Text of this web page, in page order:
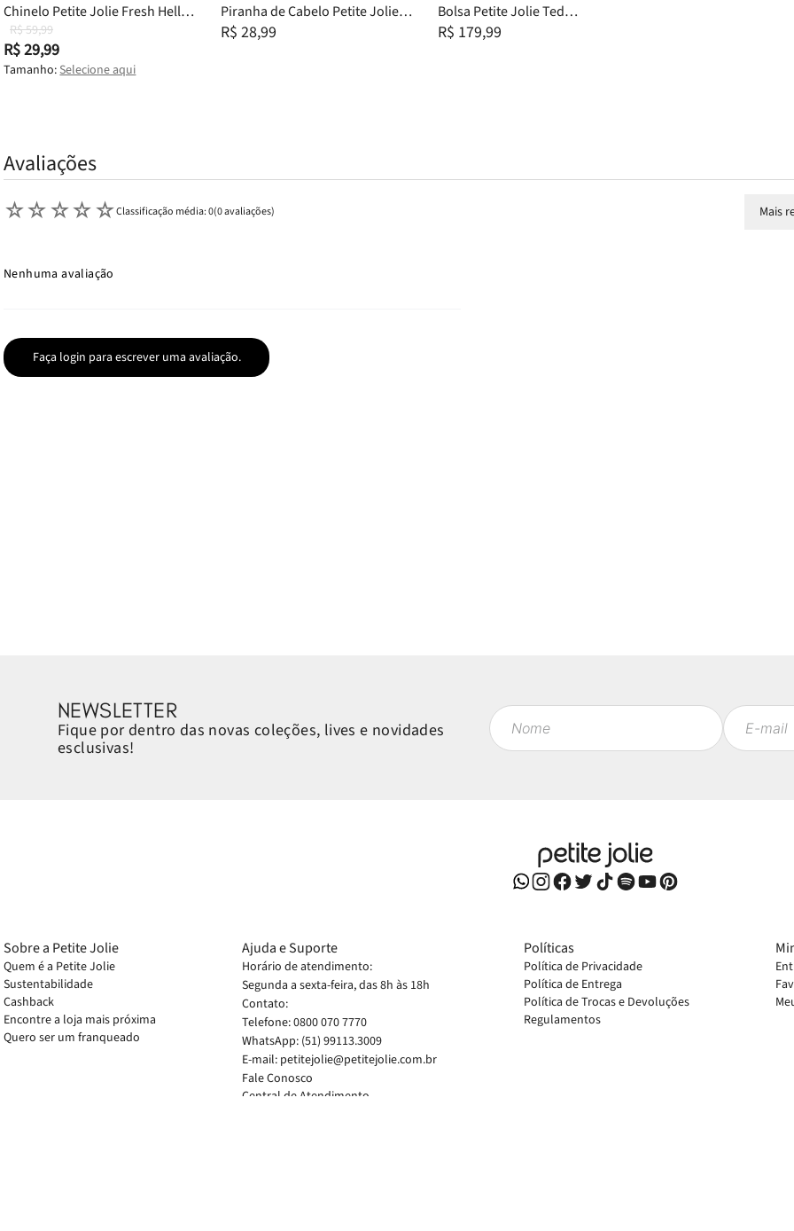
Chinelo Petite Jolie Fresh Hello
Summer 3 PJ6969 33-4
R$ 59,99
R$ 29,99
Tamanho: Selecione aqui
Piranha de Cabelo Petite Jolie
Preto PJ20267
R$ 28,99
Bolsa Petite Jolie Ted
White/Doce De Leite PJ10085
R$ 179,99
Avaliações
☆☆☆☆☆Classificação média: 0(0 avaliações)
Faça login para escrever uma avaliação.
Mais
Nenhuma avaliação
NEWSLETTER
Fique por dentro das novas coleções, lives e novidades
esclusivas!
Sobre a Petite Jolie
Quem é a Petite Jolie
Sustentabilidade
Cashback
Encontre a loja mais próxima
Quero ser um franqueado
Ajuda e Suporte
Horário de atendimento:
Segunda a sexta-feira, das 8h às 18h
Contato:
Telefone: 0800 070 7770
WhatsApp: (51) 99113.3009
E-mail: petitejolie@petitejolie.com.br
Fale Conosco
Central de Atendimento
Políticas
Política de Privacidade
Política de Entrega
Política de Trocas e Devoluções
Regulamentos